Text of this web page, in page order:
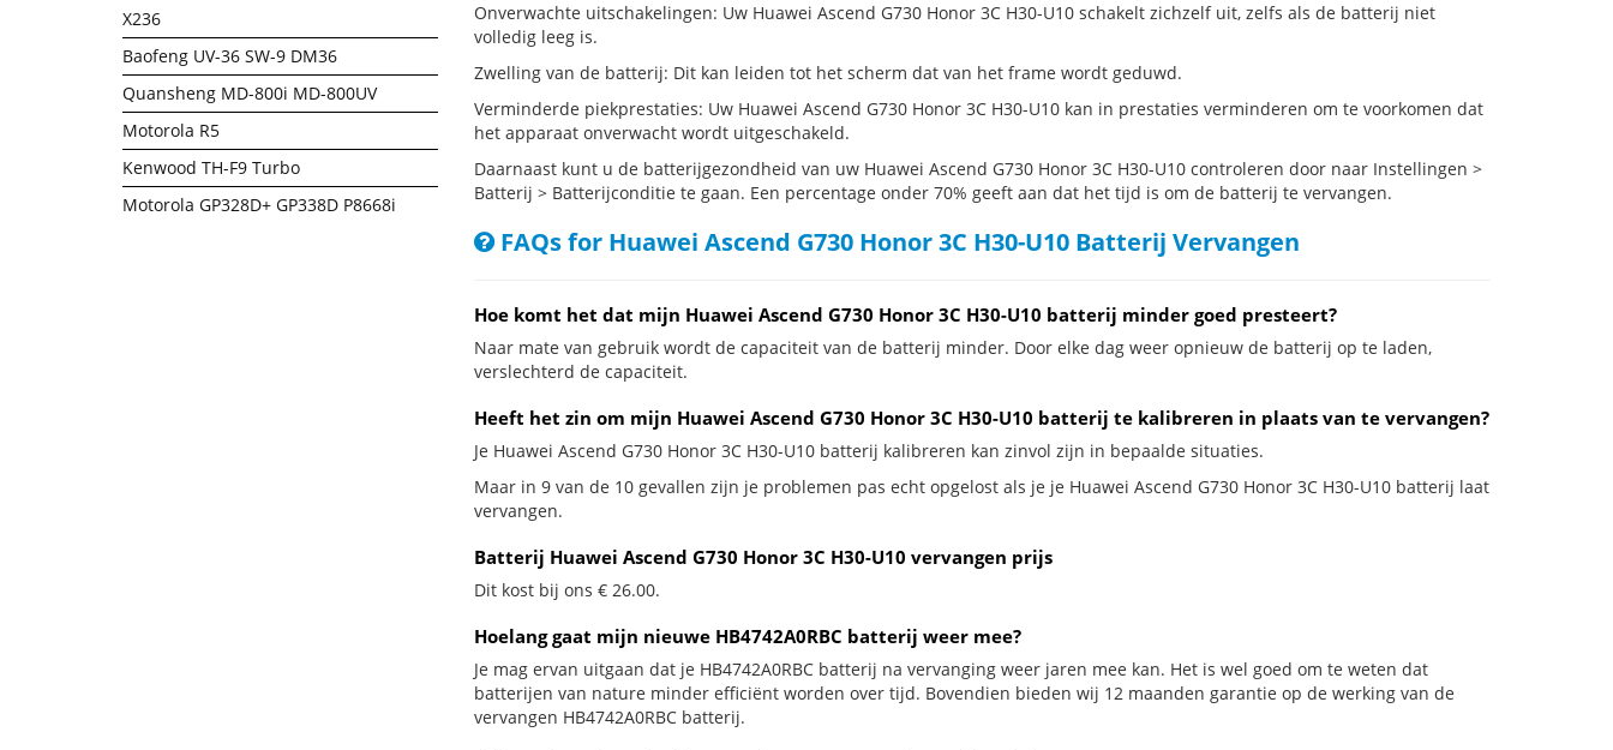
X236
Baofeng UV-36 SW-9 DM36
Quansheng MD-800i MD-800UV
Motorola R5
Kenwood TH-F9 Turbo
Motorola GP328D+ GP338D P8668i
Onverwachte uitschakelingen: Uw Huawei Ascend G730 Honor 3C H30-U10 schakelt zichzelf uit, zelfs als de batterij niet
volledig leeg is.
Zwelling van de batterij: Dit kan leiden tot het scherm dat van het frame wordt geduwd.
Verminderde piekprestaties: Uw Huawei Ascend G730 Honor 3C H30-U10 kan in prestaties verminderen om te voorkomen dat
het apparaat onverwacht wordt uitgeschakeld.
Daarnaast kunt u de batterijgezondheid van uw Huawei Ascend G730 Honor 3C H30-U10 controleren door naar Instellingen >
Batterij > Batterijconditie te gaan. Een percentage onder 70% geeft aan dat het tijd is om de batterij te vervangen.
FAQs for Huawei Ascend G730 Honor 3C H30-U10 Batterij Vervangen
Hoe komt het dat mijn Huawei Ascend G730 Honor 3C H30-U10 batterij minder goed presteert?
Naar mate van gebruik wordt de capaciteit van de batterij minder. Door elke dag weer opnieuw de batterij op te laden,
verslechterd de capaciteit.
Heeft het zin om mijn Huawei Ascend G730 Honor 3C H30-U10 batterij te kalibreren in plaats van te vervangen?
Je Huawei Ascend G730 Honor 3C H30-U10 batterij kalibreren kan zinvol zijn in bepaalde situaties.
Maar in 9 van de 10 gevallen zijn je problemen pas echt opgelost als je je Huawei Ascend G730 Honor 3C H30-U10 batterij laat
vervangen.
Batterij Huawei Ascend G730 Honor 3C H30-U10 vervangen prijs
Dit kost bij ons € 26.00.
Hoelang gaat mijn nieuwe HB4742A0RBC batterij weer mee?
Je mag ervan uitgaan dat je HB4742A0RBC batterij na vervanging weer jaren mee kan. Het is wel goed om te weten dat
batterijen van nature minder efficiënt worden over tijd. Bovendien bieden wij 12 maanden garantie op de werking van de
vervangen HB4742A0RBC batterij.